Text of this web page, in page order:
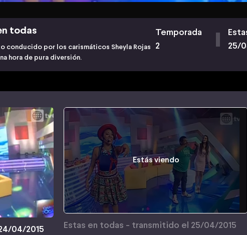
todas
conducido por los carismáticos Sheyla Rojas
hora de pura diversión.
Temporada
2
25/
04/2015
Estás viendo
Estas en todas - transmitido el 25/04/2015